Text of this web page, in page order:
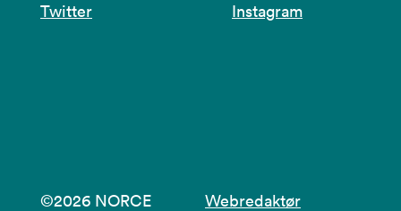
Twitter Instagram
©2026 NORCE Webredaktør